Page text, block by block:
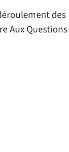
des
Aux Questions